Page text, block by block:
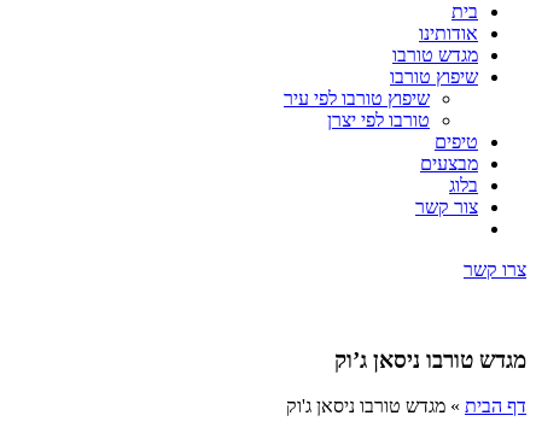
בית
אודותינו
מגדש טורבו
שיפוץ טורבו
שיפוץ טורבו לפי עיר
טורבו לפי יצרן
טיפים
מבצעים
בלוג
צור קשר
צרו קשר
מגדש טורבו ניסאן ג’וק
דף הבית » מגדש טורבו ניסאן ג'וק